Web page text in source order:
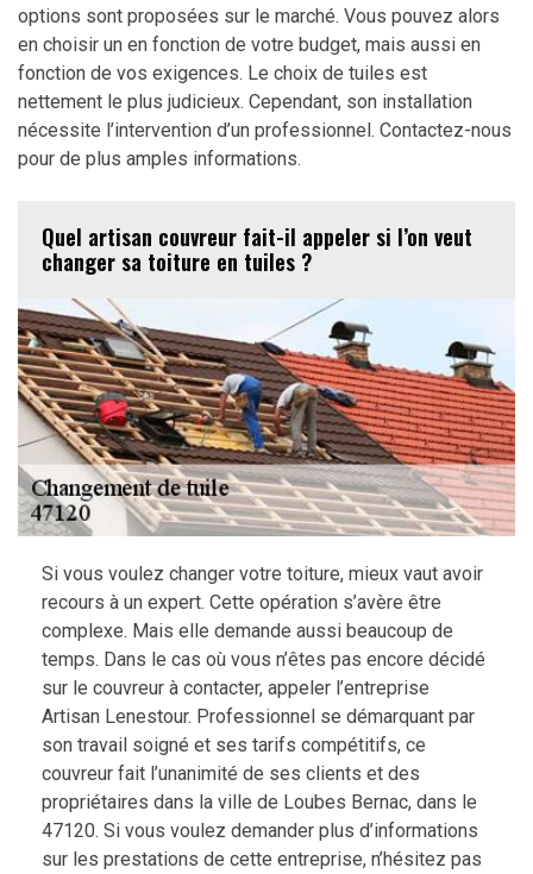
options sont proposées sur le marché. Vous pouvez alors
en choisir un en fonction de votre budget, mais aussi en
fonction de vos exigences. Le choix de tuiles est
nettement le plus judicieux. Cependant, son installation
nécessite l’intervention d’un professionnel. Contactez-nous
pour de plus amples informations.
Quel artisan couvreur fait-il appeler si l’on veut
changer sa toiture en tuiles ?
Si vous voulez changer votre toiture, mieux vaut avoir
recours à un expert. Cette opération s’avère être
complexe. Mais elle demande aussi beaucoup de
temps. Dans le cas où vous n’êtes pas encore décidé
sur le couvreur à contacter, appeler l’entreprise
Artisan Lenestour. Professionnel se démarquant par
son travail soigné et ses tarifs compétitifs, ce
couvreur fait l’unanimité de ses clients et des
propriétaires dans la ville de Loubes Bernac, dans le
47120. Si vous voulez demander plus d’informations
sur les prestations de cette entreprise, n’hésitez pas